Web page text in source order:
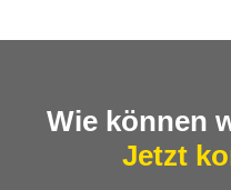
Wie können
Jetzt